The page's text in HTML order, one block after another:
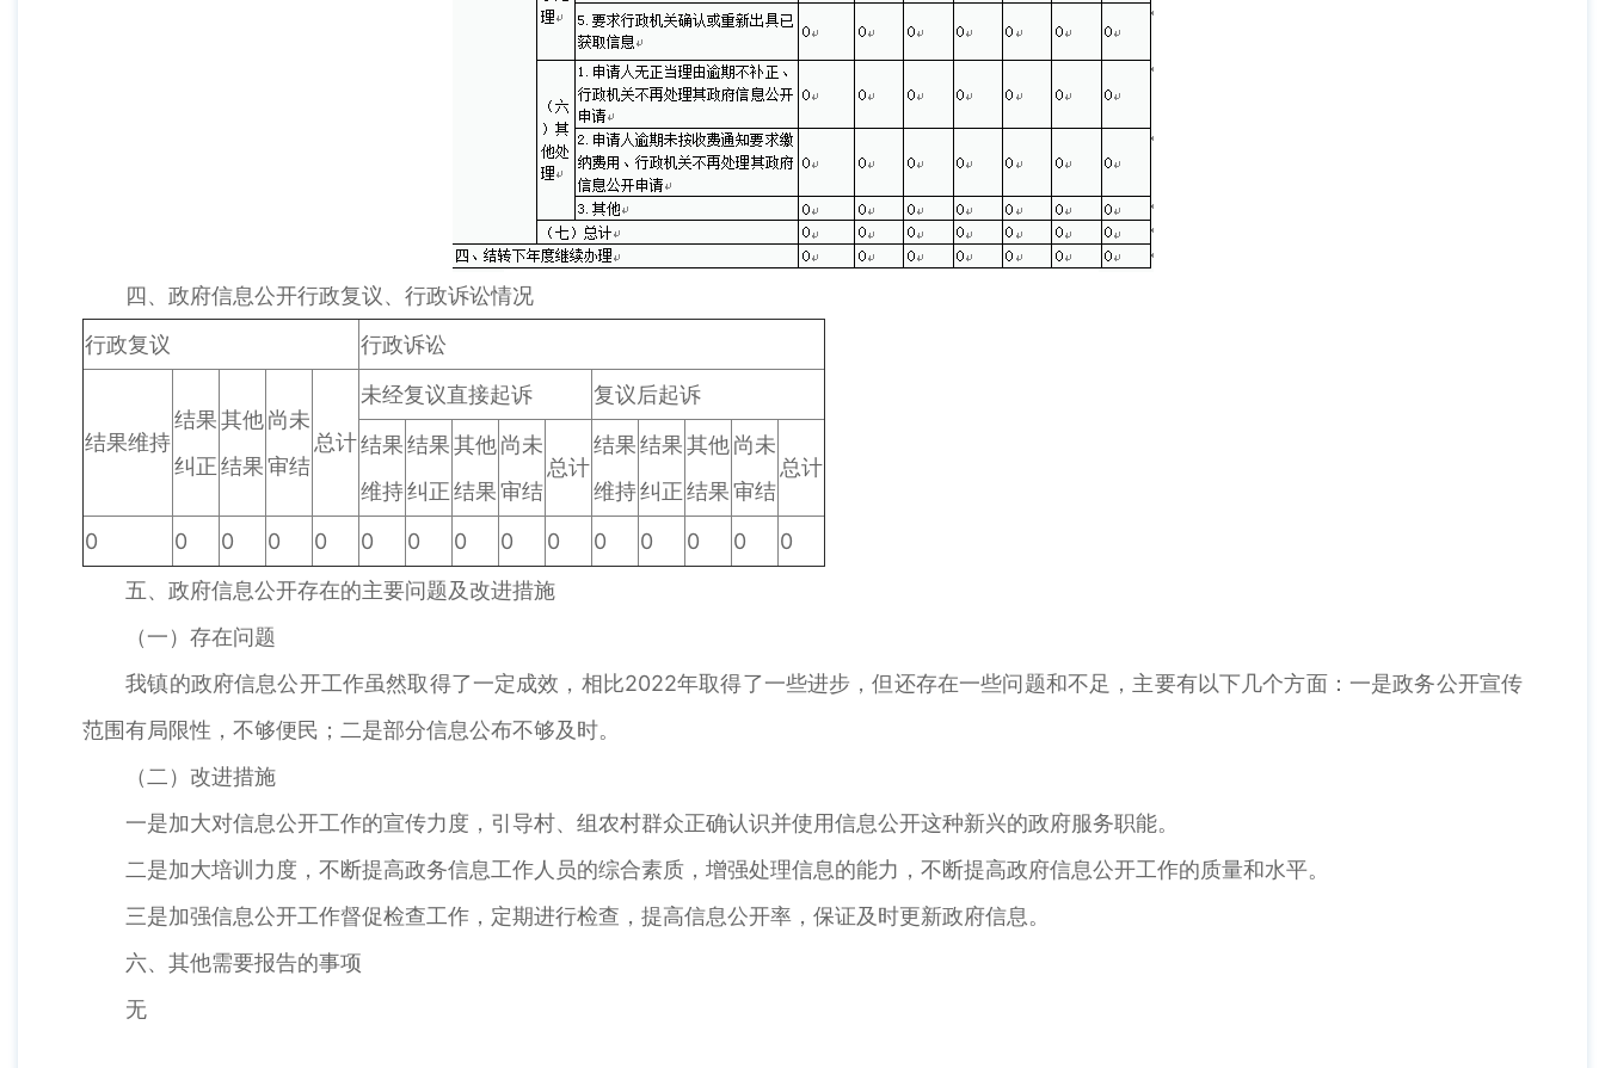
四、政府信息公开行政复议、行政诉讼情况
行政复议
行政诉讼
结果维持
结果
纠正
其他
结果
尚未
审结
总计
未经复议直接起诉
复议后起诉
结果
维持
结果
纠正
其他
结果
尚未
审结
总计
结果
维持
结果
纠正
其他
结果
尚未
审结
总计
0 0 0 0 0 0 0 0 0 0 0 0 0 0
0
五、政府信息公开存在的主要问题及改进措施
（一）存在问题
我镇的政府信息公开工作虽然取得了一定成效，相比2022年取得了一些进步，但还存在一些问题和不足，主要有以下几个方面：一是政务公开宣传
范围有局限性，不够便民；二是部分信息公布不够及时。
（二）改进措施
一是加大对信息公开工作的宣传力度，引导村、组农村群众正确认识并使用信息公开这种新兴的政府服务职能。
二是加大培训力度，不断提高政务信息工作人员的综合素质，增强处理信息的能力，不断提高政府信息公开工作的质量和水平。
三是加强信息公开工作督促检查工作，定期进行检查，提高信息公开率，保证及时更新政府信息。
六、其他需要报告的事项
无